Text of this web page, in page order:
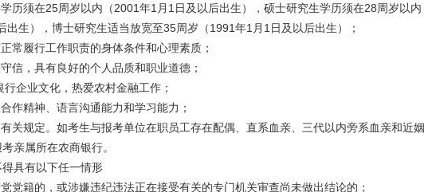
须在25周岁以内（2001年1月1日及以后出生），硕士研究生学历须在28周岁以内
出生），博士研究生适当放宽至35周岁（1991年1月1日及以后出生）；
履行工作职责的身体条件和心理素质；
，具有良好的个人品质和职业道德；
企业文化，热爱农村金融工作；
精神、语言沟通能力和学习能力；
规定。如考生与报考单位在职员工存在配偶、直系血亲、三代以内旁系血亲和近姻
亲属所在农商银行。
具有以下任一情形
籍的，或涉嫌违纪违法正在接受有关的专门机关审查尚未做出结论的；